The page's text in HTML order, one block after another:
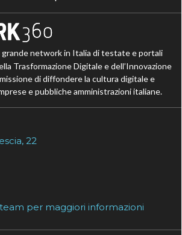
grande network in Italia di testate e portali
Trasformazione Digitale e dell’Innovazione
di diffondere la cultura digitale e
e pubbliche amministrazioni italiane.
22
per maggiori informazioni